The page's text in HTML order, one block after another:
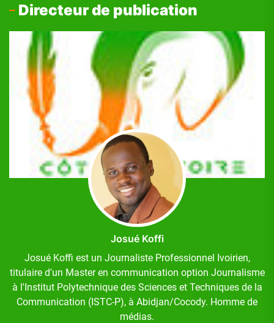
Directeur de publication
Josué Koffi
Josué Koffi est un Journaliste Professionnel Ivoirien,
titulaire d'un Master en communication option Journalisme
à l'Institut Polytechnique des Sciences et Techniques de la
Communication (ISTC-P), à Abidjan/Cocody. Homme de
médias.